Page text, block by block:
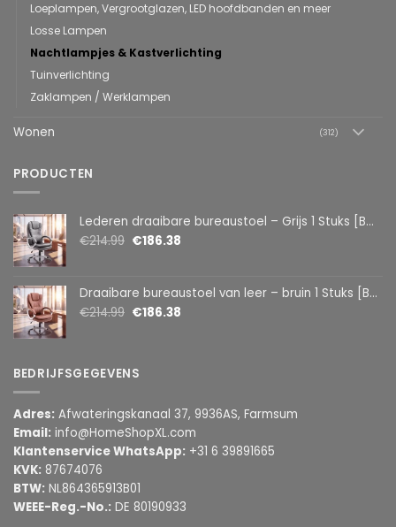
Loeplampen, Vergrootglazen, LED hoofdbanden en meer
Losse Lampen
Nachtlampjes & Kastverlichting
Tuinverlichting
Zaklampen / Werklampen
Wonen (312)
PRODUCTEN
Lederen draaibare bureaustoel – Grijs 1 Stuks [BMD1107GY]
€214.99 €186.38
Draaibare bureaustoel van leer – bruin 1 Stuks [BMD1107BR]
€214.99 €186.38
BEDRIJFSGEGEVENS
Adres: Afwateringskanaal 37, 9936AS, Farmsum
Email: info@HomeShopXL.com
Klantenservice WhatsApp: +31 6 39891665
KVK: 87674076
BTW: NL864365913B01
WEEE-Reg.-No.: DE 80190933